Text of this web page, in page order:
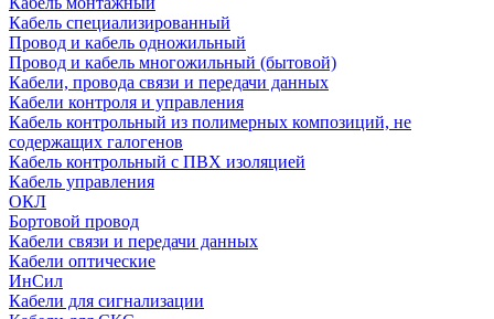
Кабель специализированный
Провод и кабель одножильный
Провод и кабель многожильный (бытовой)
Кабели, провода связи и передачи данных
Кабели контроля и управления
Кабель контрольный из полимерных композиций, не
содержащих галогенов
Кабель контрольный с ПВХ изоляцией
Кабель управления
ОКЛ
Бортовой провод
Кабели связи и передачи данных
Кабели оптические
ИнСил
Кабели для сигнализации